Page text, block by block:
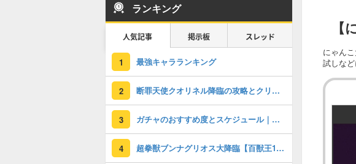
にゃん
試しなど
ランキング
人気記事 掲示板 スレッド
1 最強キャラランキング
2 断罪天使クオリネル降臨の攻略とクリア編成
3 ガチャのおすすめ度とスケジュール｜今引くべきガチャ
4 超拳獣ブンナグリオス大降臨【百獣王1】の攻略とクリア編成